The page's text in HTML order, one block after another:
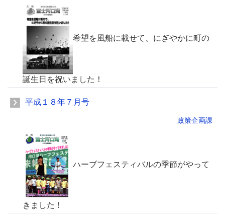
希望を風船に載せて、にぎやかに町の
誕生日を祝いました！
平成１８年７月号
政策企画課
ハーブフェスティバルの季節がやって
きました！